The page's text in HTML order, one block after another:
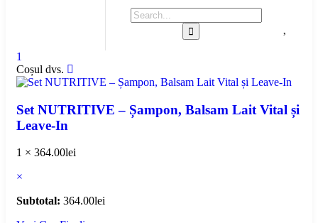
1
Coșul dvs.
Set NUTRITIVE – Șampon, Balsam Lait Vital și
Leave-In
1 × 364.00lei
×
Subtotal: 364.00lei